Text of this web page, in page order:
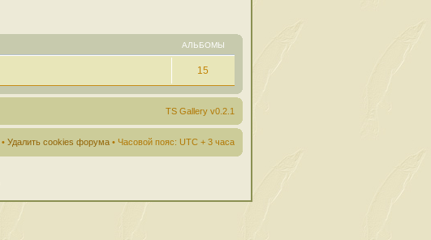
АЛЬБОМЫ
15
TS Gallery v0.2.1
• Удалить cookies форума • Часовой пояс: UTC + 3 часа